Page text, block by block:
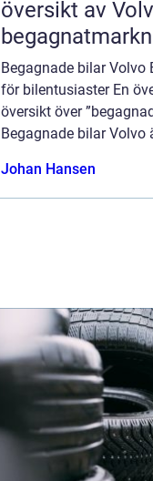
översikt av
Begagnade bilar Volvo
för bilentusiaster En
översikt över
Begagnade bilar Volvo
popularitet bland
Johan Hansen